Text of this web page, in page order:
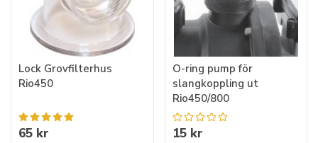
Lock Grovfilterhus
Rio450
65 kr
O-ring pump för
slangkoppling ut
Rio450/800
15 kr